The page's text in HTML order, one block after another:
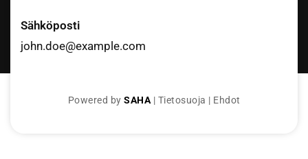
Sähköposti
john.doe@example.com
Powered by SAHA| Tietosuoja | Ehdot